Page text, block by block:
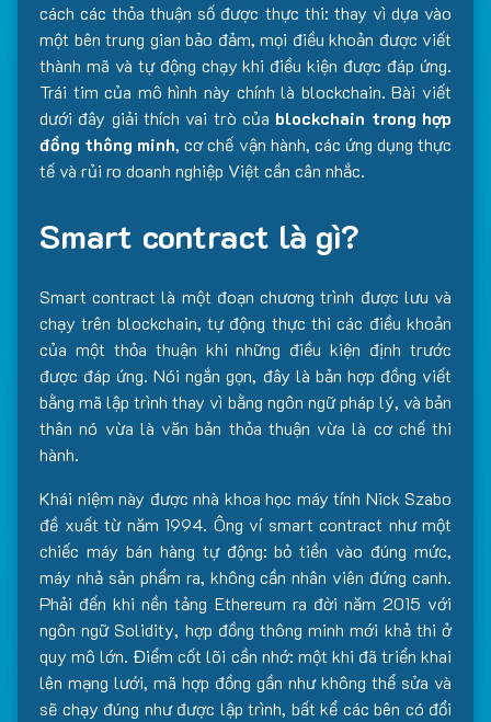
cách các thỏa thuận số được thực thi: thay vì dựa vào
một bên trung gian bảo đảm, mọi điều khoản được viết
thành mã và tự động chạy khi điều kiện được đáp ứng.
Trái tim của mô hình này chính là blockchain. Bài viết
dưới đây giải thích vai trò của blockchain trong hợp
đồng thông minh, cơ chế vận hành, các ứng dụng thực
tế và rủi ro doanh nghiệp Việt cần cân nhắc.
Smart contract là gì?
Smart contract là một đoạn chương trình được lưu và
chạy trên blockchain, tự động thực thi các điều khoản
của một thỏa thuận khi những điều kiện định trước
được đáp ứng. Nói ngắn gọn, đây là bản hợp đồng viết
bằng mã lập trình thay vì bằng ngôn ngữ pháp lý, và bản
thân nó vừa là văn bản thỏa thuận vừa là cơ chế thi
hành.
Khái niệm này được nhà khoa học máy tính Nick Szabo
đề xuất từ năm 1994. Ông ví smart contract như một
chiếc máy bán hàng tự động: bỏ tiền vào đúng mức,
máy nhả sản phẩm ra, không cần nhân viên đứng canh.
Phải đến khi nền tảng Ethereum ra đời năm 2015 với
ngôn ngữ Solidity, hợp đồng thông minh mới khả thi ở
quy mô lớn. Điểm cốt lõi cần nhớ: một khi đã triển khai
lên mạng lưới, mã hợp đồng gần như không thể sửa và
sẽ chạy đúng như được lập trình, bất kể các bên có đổi